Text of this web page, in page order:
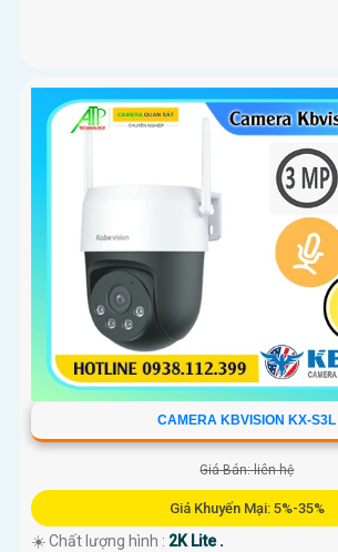
CAMERA KBVISION KX-S3L
Giá Bán: liên hệ
Giá Khuyến Mại: 5%-35%
☀️ Chất lượng hình : 2K Lite .